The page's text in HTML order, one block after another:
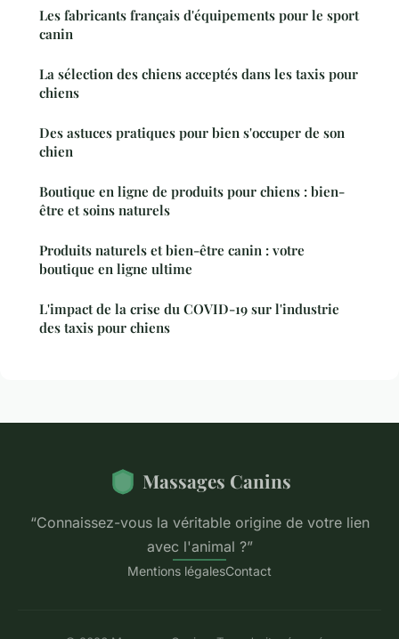
Les fabricants français d'équipements pour le sport
canin
La sélection des chiens acceptés dans les taxis pour
chiens
Des astuces pratiques pour bien s'occuper de son
chien
Boutique en ligne de produits pour chiens : bien-
être et soins naturels
Produits naturels et bien-être canin : votre
boutique en ligne ultime
L'impact de la crise du COVID-19 sur l'industrie
des taxis pour chiens
Massages Canins
“Connaissez-vous la véritable origine de votre lien
avec l'animal ?”
Mentions légalesContact